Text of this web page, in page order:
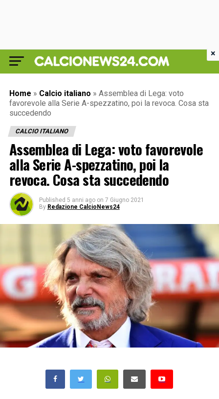
Home » Calcio italiano » Assemblea di Lega: voto
favorevole alla Serie A-spezzatino, poi la revoca. Cosa sta
succedendo
CALCIO ITALIANO
Assemblea di Lega: voto favorevole
alla Serie A-spezzatino, poi la
revoca. Cosa sta succedendo
Published 5 anni ago on 7 Giugno 2021
By Redazione CalcioNews24
×